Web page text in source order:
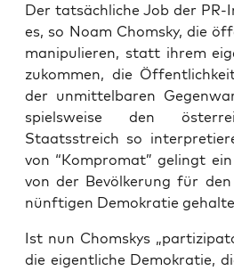
Der tat­säch­li­che Job der PR-
es, so Noam Chom­sky, die
mani­pu­lie­ren, statt ihrem
zu­kom­men, die
der unmit­tel­ba­ren
spiels­wei­se den
Staatsstreich so
von “Kom­pro­mat” gelingt ein
von der Bevöl­ke­rung für
nünf­ti­gen Demo­kra­tie
Ist nun Chom­skys
die eigent­li­che Demo­kra­tie,